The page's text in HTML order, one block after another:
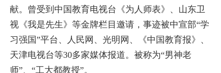
献。曾受到中国教育电视台《为人师表》、山东卫
视《我是先生》等金牌栏目邀请，事迹被中宣部“学
习强国”平台、人民网、光明网、《中国教育报》、
天津电视台等30多家媒体报道。被称为“男神老
师”、“工大都教授”。